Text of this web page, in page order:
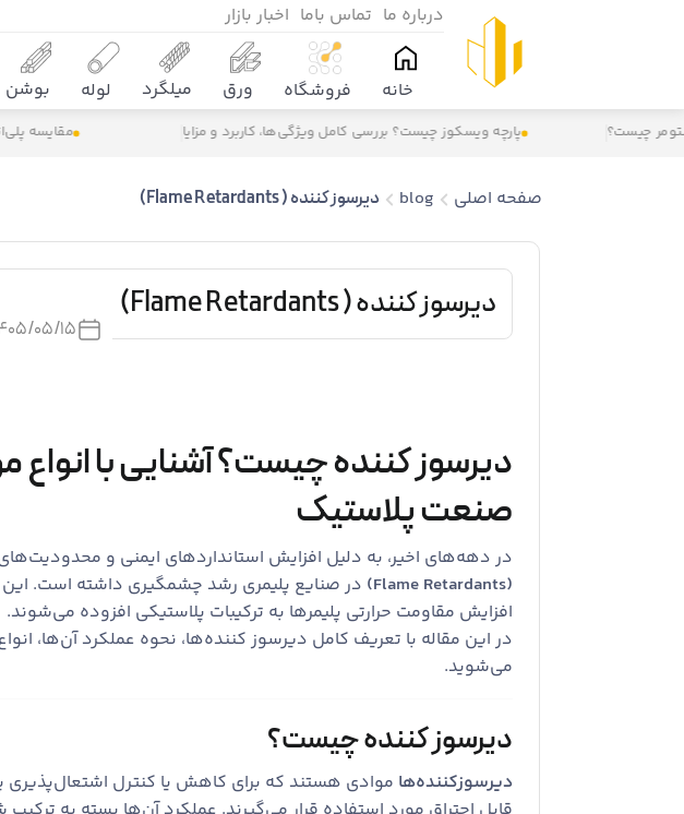
درباره ما تماس باما اخبار بازار
خانه فروشگاه ورق میلگرد لوله بوشن
چیست؟ پارچه ویسکوز چیست؟ بررسی کامل ویژگی‌ها، کاربرد و مزایا مقایسه
صفحه اصلی blog دیرسوز کننده‌ ( Flame Retardants)
دیرسوز کننده‌ ( Flame Retardants)
۱۴۰۵/۰۵/
دیرسوز کننده‌ چیست؟ آشنایی با انواع
صنعت پلاستیک
در دهه‌های اخیر، به دلیل افزایش استانداردهای ایمنی و محدودیت‌های
(Flame Retardants)
در صنایع پلیمری رشد چشمگیری داشته است.
افزایش مقاومت حرارتی پلیمرها به ترکیبات پلاستیکی افزوده می‌شوند.
در این مقاله با تعریف کامل دیرسوز کننده‌ها، نحوه عملکرد آن‌ها،
می‌شوید.
دیرسوز کننده‌ چیست؟
دیرسوزکننده‌ها موادی هستند که برای کاهش یا کنترل اشتعال‌پذیری